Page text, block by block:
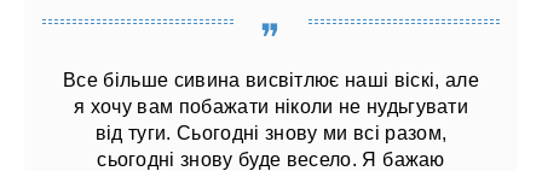
Все більше сивина висвітлює наші віскі, але
я хочу вам побажати ніколи не нудьгувати
від туги. Сьогодні знову ми всі разом,
сьогодні знову буде весело. Я бажаю